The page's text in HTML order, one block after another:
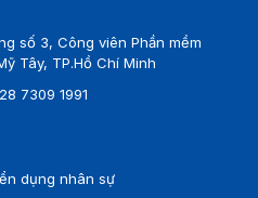
số 3, Công viên Phần mềm
Tây, TP.Hồ Chí Minh
7309 1991
dụng nhân sự